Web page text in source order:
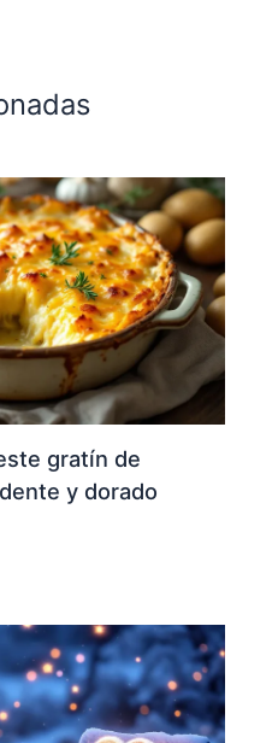
gratín de
y dorado